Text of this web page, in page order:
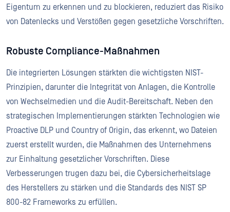
Eigentum zu erkennen und zu blockieren, reduziert das Risiko
von Datenlecks und Verstößen gegen gesetzliche Vorschriften.
Robuste Compliance-Maßnahmen
Die integrierten Lösungen stärkten die wichtigsten NIST-
Prinzipien, darunter die Integrität von Anlagen, die Kontrolle
von Wechselmedien und die Audit-Bereitschaft. Neben den
strategischen Implementierungen stärkten Technologien wie
Proactive DLP und Country of Origin, das erkennt, wo Dateien
zuerst erstellt wurden, die Maßnahmen des Unternehmens
zur Einhaltung gesetzlicher Vorschriften. Diese
Verbesserungen trugen dazu bei, die Cybersicherheitslage
des Herstellers zu stärken und die Standards des NIST SP
800-82 Frameworks zu erfüllen.